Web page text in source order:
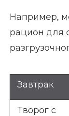
Например,
рацион для
Завтрак
Творог с